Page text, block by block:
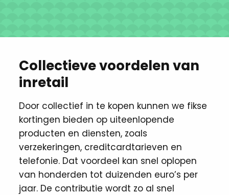
Collectieve voordelen van
inretail
Door collectief in te kopen kunnen we fikse
kortingen ​bieden op uiteenlopende
producten en diensten, zoals
verzekeringen, creditcardtarieven en
telefonie. Dat voordeel kan snel oplopen
van honderden tot duizenden euro’s per
jaar. De contributie wordt zo al snel